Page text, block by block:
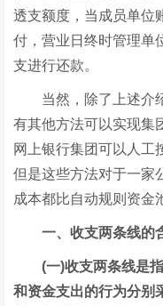
透支额度，当成员单位
付，营业日终时管理单
支进行还款。
当然，除了上述介绍
有其他方法可以实现集
网上银行集团可以人工
但是这些方法对于一家
成本都比自动规则资金
一、收支两条线的
(一)收支两条线是指
和资金支出的行为分别